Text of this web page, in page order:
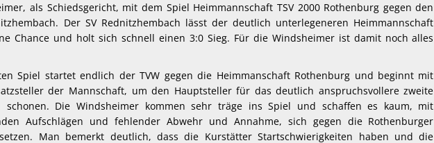
als Schiedsgericht, mit dem Spiel Heimmannschaft TSV 2000 Rothenburg gegen den
Der SV Rednitzhembach lässt der deutlich unterlegeneren Heimmannschaft
Chance und holt sich schnell einen 3:0 Sieg. Für die Windsheimer ist damit noch alles
Spiel startet endlich der TVW gegen die Heimmanschaft Rothenburg und beginnt mit
der Mannschaft, um den Hauptsteller für das deutlich anspruchsvollere zweite
schonen. Die Windsheimer kommen sehr träge ins Spiel und schaffen es kaum, mit
Aufschlägen und fehlender Abwehr und Annahme, sich gegen die Rothenburger
Man bemerkt deutlich, dass die Kurstätter Startschwierigkeiten haben und die